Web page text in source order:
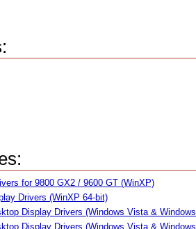
for 9800 GX2 / 9600 GT (WinXP)
Drivers (WinXP 64-bit)
Display Drivers (Windows Vista &
Display Drivers (Windows Vista &